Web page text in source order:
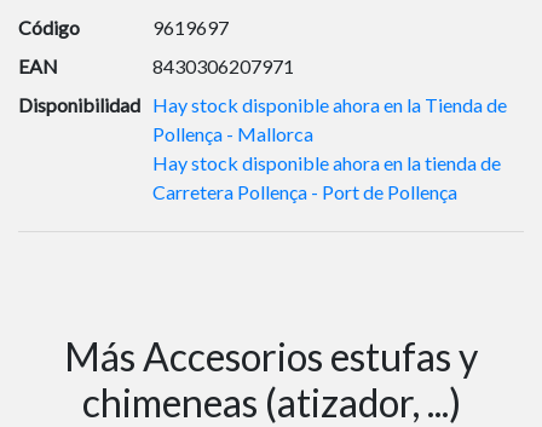
Código
9619697
EAN
8430306207971
Disponibilidad Hay stock disponible ahora en la Tienda de
Pollença - Mallorca
Hay stock disponible ahora en la tienda de
Carretera Pollença - Port de Pollença
Más Accesorios estufas y
chimeneas (atizador, ...)